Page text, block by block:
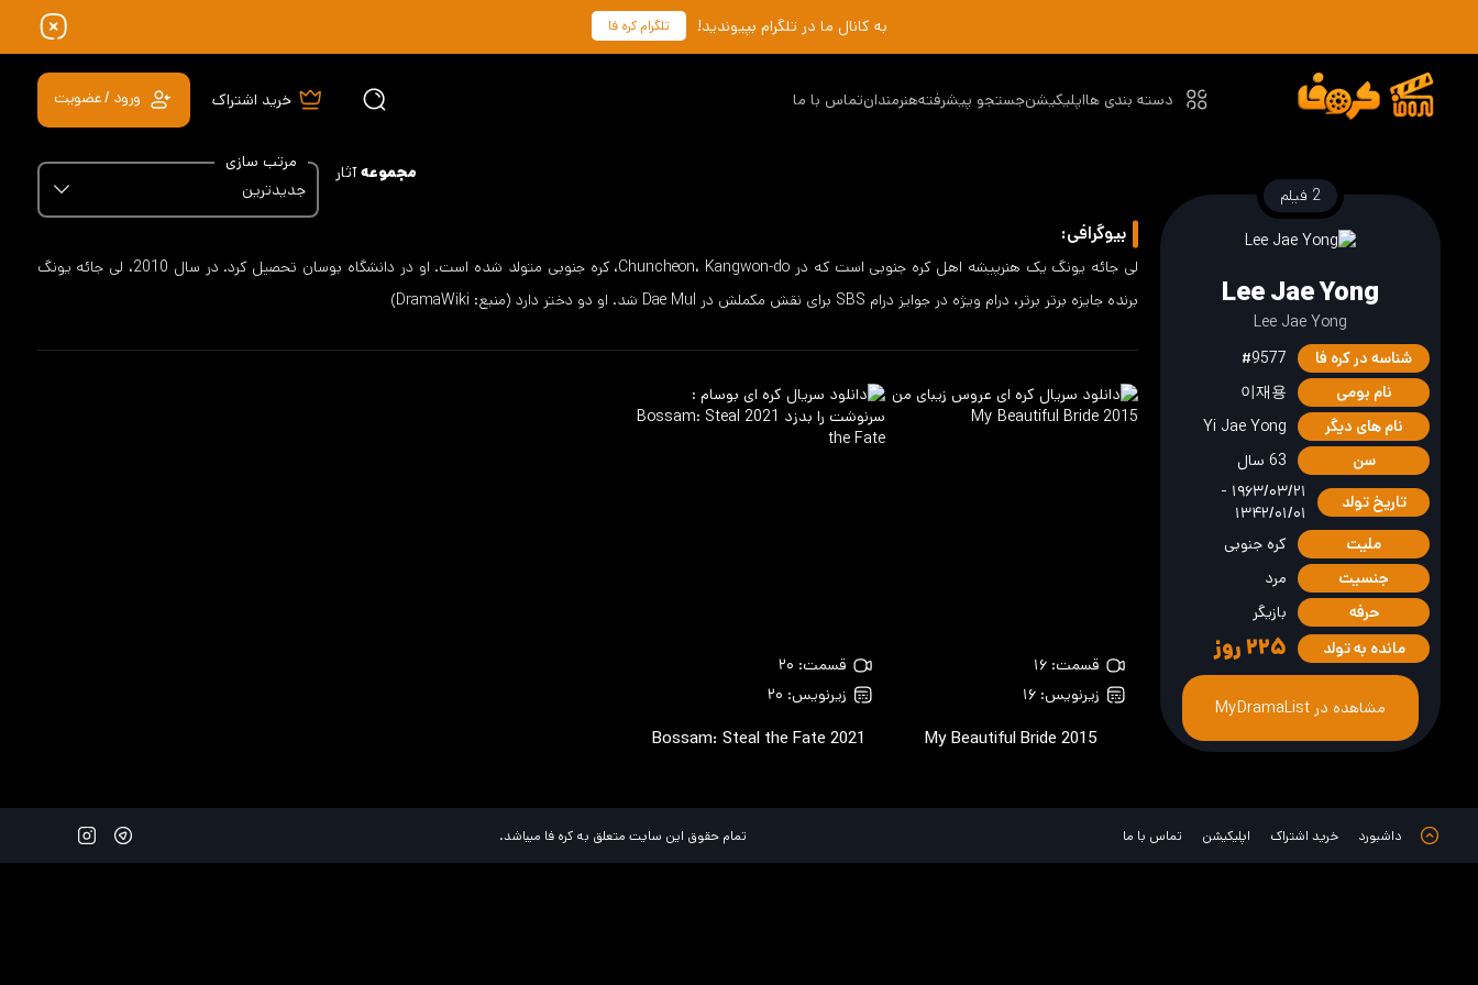
به کانال ما در تلگرام بپیوندید! تلگرام کره فا
دسته بندی هااپلیکیشنجستجو پیشرفتههنرمندانتماس با ما خرید اشتراک ورود / عضویت
2 فیلم
Lee Jae Yong
Lee Jae Yong
شناسه در کره فا
#9577
نام بومی
이재용
نام های دیگر
Yi Jae Yong
سن
63 سال
تاریخ تولد
۱۹۶۳/۰۳/۲۱ -
۱۳۴۲/۰۱/۰۱
ملیت
کره جنوبی
جنسیت
مرد
حرفه
بازیگر
مانده به تولد
۲۲۵روز
مشاهده در MyDramaList
مجموعهآثار
مرتب سازی
جدیدترین
بیوگرافی:
لی جائه یونگ یک هنرپیشه اهل کره جنوبی است که در Chuncheon، Kangwon-do، کره جنوبی متولد شده است. او در دانشگاه بوسان تحصیل کرد. در سال 2010، لی جائه یونگ
برنده جایزه برتر برتر، درام ویژه در جوایز درام SBS برای نقش مکملش در Dae Mul شد. او دو دختر دارد (منبع: DramaWiki)
قسمت: ۱۶
زیرنویس: ۱۶
My Beautiful Bride2015
قسمت: ۲۰
زیرنویس: ۲۰
Bossam: Steal the Fate 2021
داشبورد خرید اشتراک اپلیکیشن تماس با ما تمام حقوق این سایت متعلق به کره فا میباشد.